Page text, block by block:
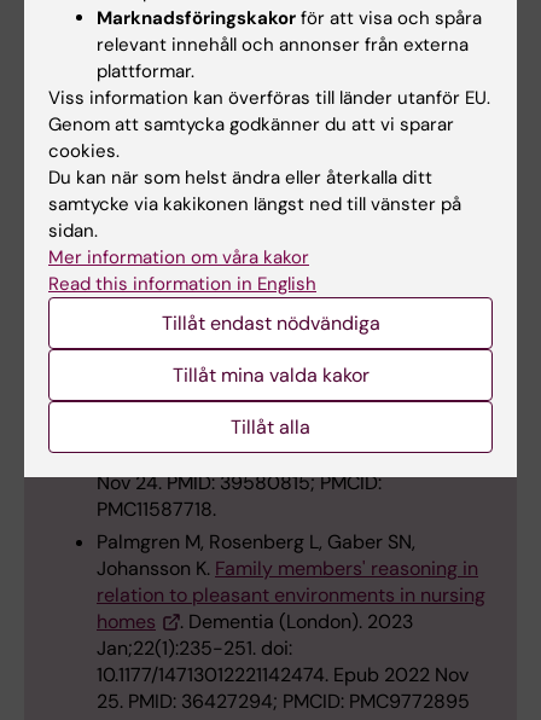
and Culture, 12:1, 5-29.
Mondaca, M., Johansson, K., Josephsson, S. &
Rosenberg, L. (2020).
“humane”: staffs’ perspectives on everyday
activities in a nursing home
. Aging &
Mental Health, 24:4, 679-688.
Mondaca, M., Josephsson, S., Borell, L., Katz,
A. & Rosenberg, L. (2019).Altering the
boundaries of everyday life in a nursing
home context
. Scandinavian Journal of
Occupational Therapy, 26:6, 441-451,
Gaber SN, Guerrero M, Rosenberg L.
Participatory research approaches in long-
term care facilities for older adults: a meta-
ethnography
. Int J Qual Stud Health Well-
being. 2024 Dec;19(1):2431449. doi:
10.1080/17482631.2024.2431449. Epub 2024
Nov 24. PMID: 39580815; PMCID:
PMC11587718.
Palmgren M, Rosenberg L, Gaber SN,
Johansson K. Family members' reasoning in
relation to pleasant environments in nursing
homes
. Dementia (London). 2023
Jan;22(1):235-251. doi:
10.1177/14713012221142474. Epub 2022 Nov
25. PMID: 36427294; PMCID: PMC9772895
Marknadsföringskakor för att visa och spåra
relevant innehåll och annonser från externa
plattformar.
Viss information kan överföras till länder utanför EU.
Genom att samtycka godkänner du att vi sparar
cookies.
Du kan när som helst ändra eller återkalla ditt
samtycke via kakikonen längst ned till vänster på
sidan.
Mer information om våra kakor
Read this information in English
Tillåt endast nödvändiga
Tillåt mina valda kakor
Tillåt alla